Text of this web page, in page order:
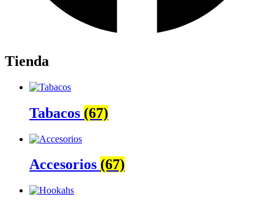
Tienda
Tabacos (67)
Accesorios (67)